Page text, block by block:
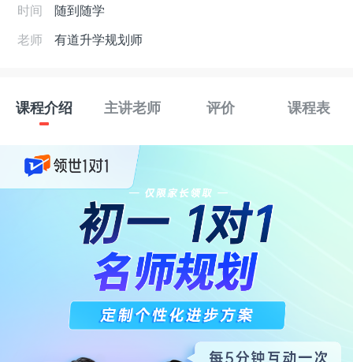
时间
随到随学
老师
有道升学规划师
课程介绍 主讲老师 评价 课程表